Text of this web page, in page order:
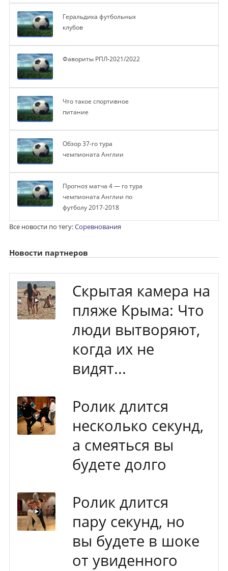
Геральдика футбольных
клубов
Фавориты РПЛ-2021/2022
Что такое спортивное
питание
Обзор 37-го тура
чемпионата Англии
Прогноз матча 4 — го тура
чемпионата Англии по
футболу 2017-2018
Все новости по тегу:Соревнования
Новости партнеров
Скрытая камера на
пляже Крыма: Что
люди вытворяют,
когда их не
видят...
Ролик длится
несколько секунд,
а смеяться вы
будете долго
Ролик длится
пару секунд, но
вы будете в шоке
от увиденного